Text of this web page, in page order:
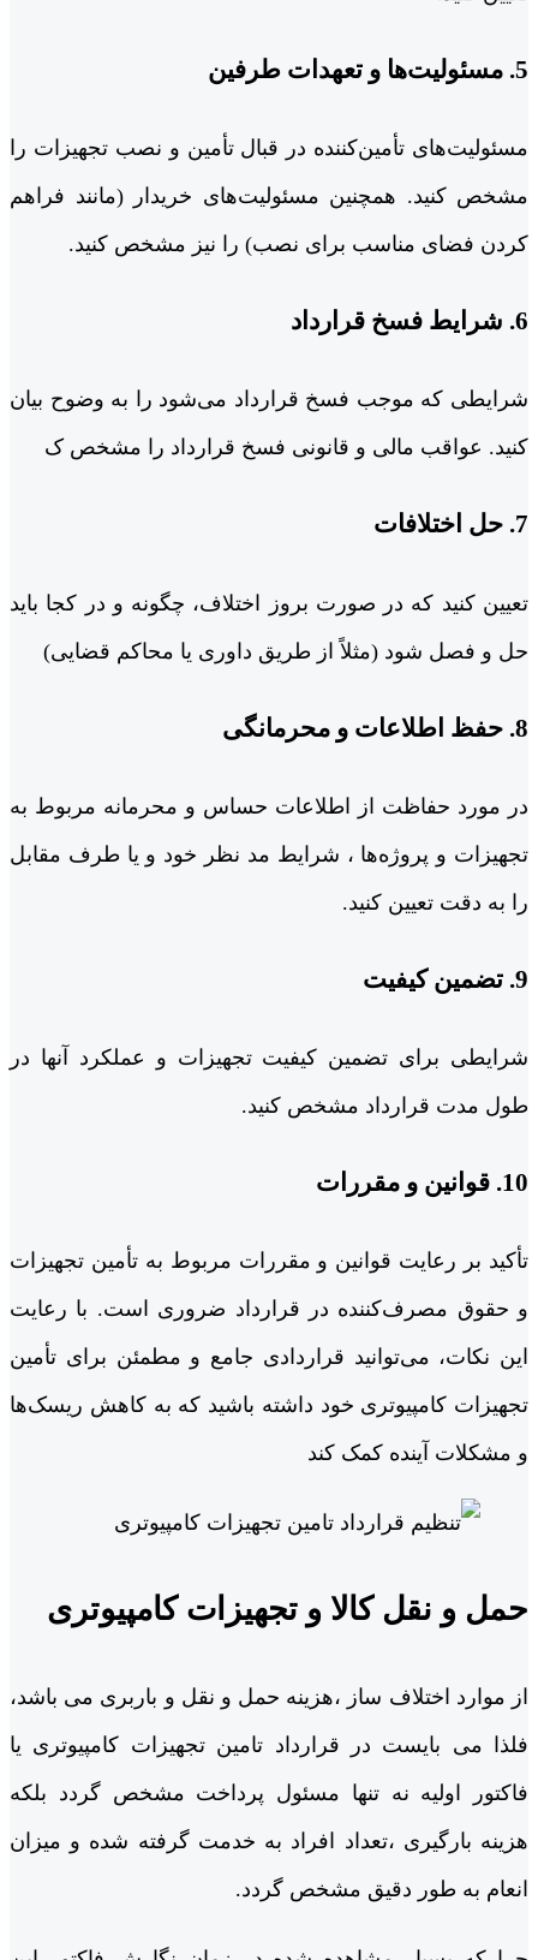
5. مسئولیت‌ها و تعهدات طرفین
مسئولیت‌های تأمین‌کننده در قبال تأمین و نصب تجهیزات را
مشخص کنید. همچنین مسئولیت‌های خریدار (مانند فراهم
کردن فضای مناسب برای نصب) را نیز مشخص کنید.
6. شرایط فسخ قرارداد
شرایطی که موجب فسخ قرارداد می‌شود را به وضوح بیان
کنید. عواقب مالی و قانونی فسخ قرارداد را مشخص ک
7. حل اختلافات
تعیین کنید که در صورت بروز اختلاف، چگونه و در کجا باید
حل و فصل شود (مثلاً از طریق داوری یا محاکم قضایی)
8. حفظ اطلاعات و محرمانگی
در مورد حفاظت از اطلاعات حساس و محرمانه مربوط به
تجهیزات و پروژه‌ها ، شرایط مد نظر خود و یا طرف مقابل
را به دقت تعیین کنید.
9. تضمین کیفیت
شرایطی برای تضمین کیفیت تجهیزات و عملکرد آنها در
طول مدت قرارداد مشخص کنید.
10. قوانین و مقررات
تأکید بر رعایت قوانین و مقررات مربوط به تأمین تجهیزات
و حقوق مصرف‌کننده در قرارداد ضروری است. با رعایت
این نکات، می‌توانید قراردادی جامع و مطمئن برای تأمین
تجهیزات کامپیوتری خود داشته باشید که به کاهش ریسک‌ها
و مشکلات آینده کمک کند
حمل و نقل کالا و تجهیزات کامپیوتری
از موارد اختلاف ساز ،هزینه حمل و نقل و باربری می باشد،
فلذا می بایست در قرارداد تامین تجهیزات کامپیوتری یا
فاکتور اولیه نه تنها مسئول پرداخت مشخص گردد بلکه
هزینه بارگیری ،تعداد افراد به خدمت گرفته شده و میزان
انعام به طور دقیق مشخص گردد.